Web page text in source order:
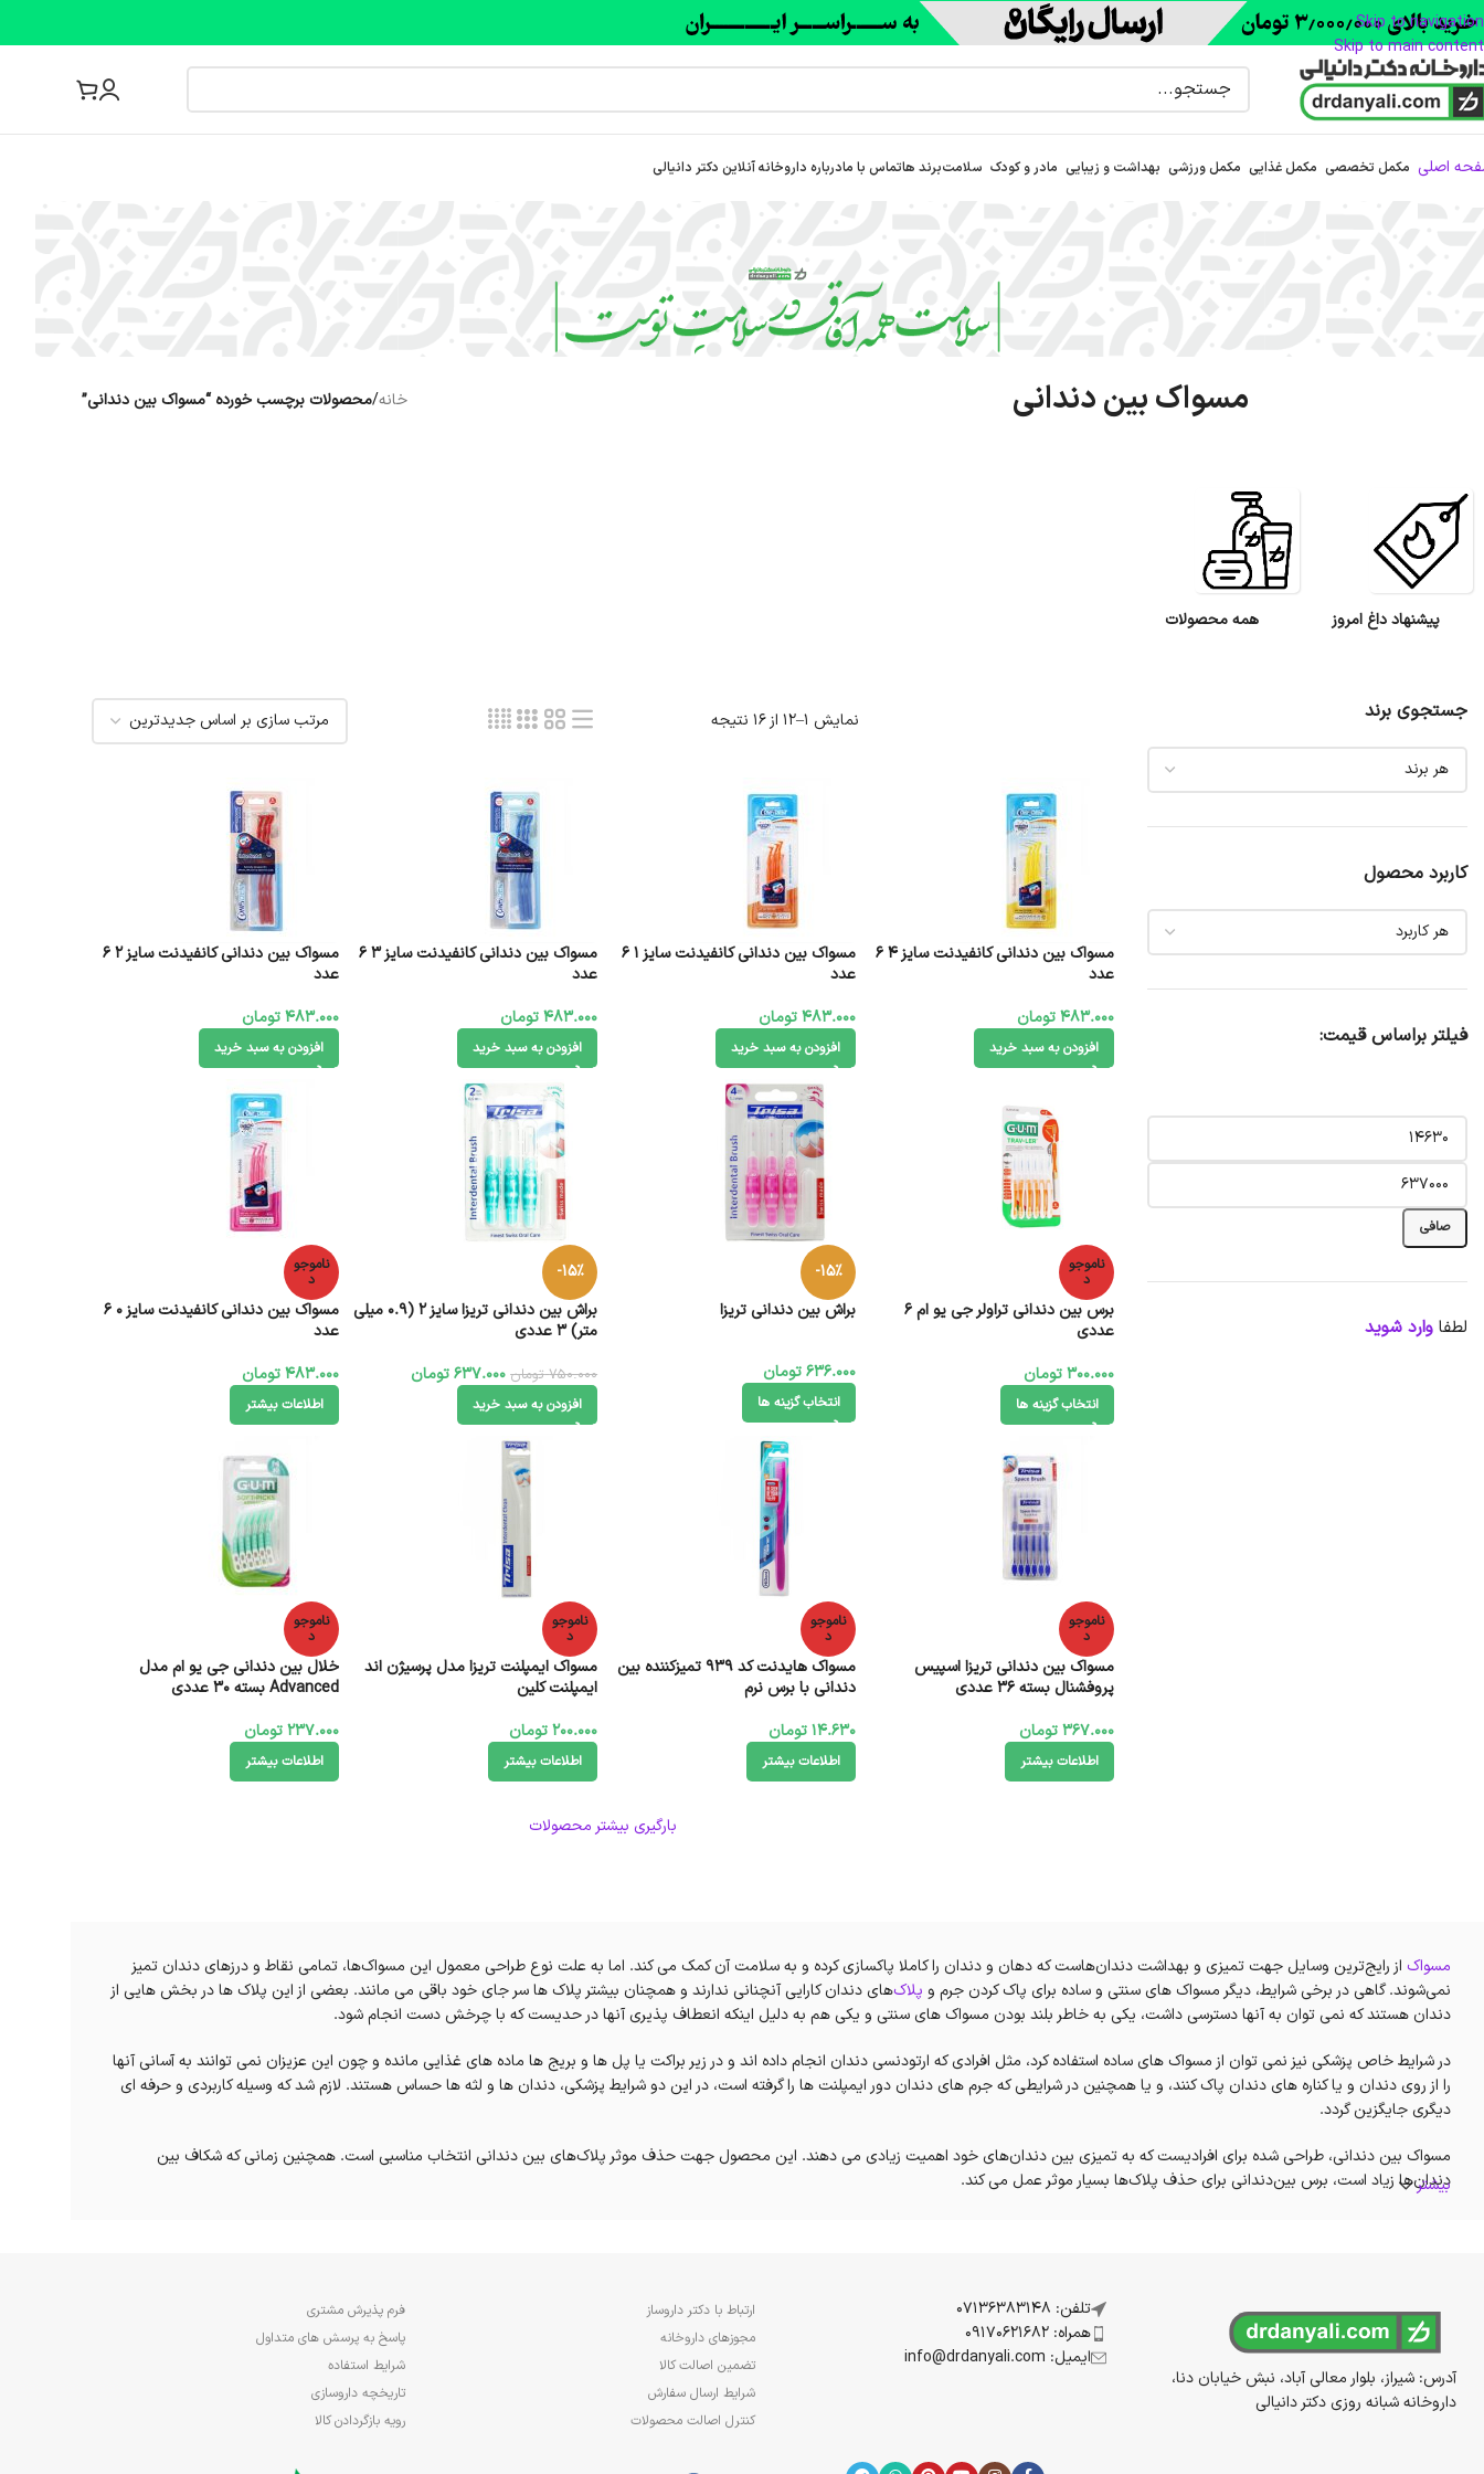
Skip to navigation
Skip to main content
اصلی مکمل تخصصی مکمل غذایی مکمل ورزشی بهداشت و زیبایی مادر و کودک سلامتبرند هاتماس با مادرباره‌ داروخانه آنلاین دکتر دانیالی
مسواک بین دندانی خانه/محصولات برچسب خورده “مسواک بین دندانی”
پیشنهاد داغ امروز همه محصولات
جستجوی برند
کاربرد محصول
فیلتر براساس قیمت:
صافی
لطفا وارد شوید
نمایش 1–12 از 16 نتیجه
مسواک بین دندانی کانفیدنت سایز 4 6
عدد
483.000تومان
افزودن به سبد خرید
مسواک بین دندانی کانفیدنت سایز 1 6
عدد
483.000تومان
افزودن به سبد خرید
مسواک بین دندانی کانفیدنت سایز 3 6
عدد
483.000تومان
افزودن به سبد خرید
مسواک بین دندانی کانفیدنت سایز 2 6
عدد
483.000 تومان
افزودن به سبد خرید
ناموجو
د
برس بین دندانی تراولر جی یو ام 6
عددی
300.000تومان
انتخاب گزینه ها
-15%
براش بین دندانی تریزا
636.000تومان
انتخاب گزینه ها
-15%
براش بین دندانی تریزا سایز 2 (0.9 میلی
متر) 3 عددی
750.000 تومان 637.000تومان
افزودن به سبد خرید
ناموجو
د
مسواک بین دندانی کانفیدنت سایز 0 6
عدد
483.000 تومان
اطلاعات بیشتر
ناموجو
د
مسواک بین دندانی تریزا اسپیس
پروفشنال بسته 36 عددی
367.000تومان
اطلاعات بیشتر
ناموجو
د
مسواک هایدنت کد 939 تمیزکننده بین
دندانی با برس نرم
14.630تومان
اطلاعات بیشتر
ناموجو
د
مسواک ایمپلنت تریزا مدل پرسیژن اند
ایمپلنت کلین
200.000تومان
اطلاعات بیشتر
ناموجو
د
خلال بین دندانی جی یو ام مدل
Advanced بسته 30 عددی
237.000 تومان
اطلاعات بیشتر
بارگیری بیشتر محصولات
مسواک از رایج‌ترین وسایل جهت تمیزی و بهداشت دندان‌هاست که دهان و دندان را کاملا پاکسازی کرده و به سلامت آن کمک می کند. اما به علت نوع طراحی معمول این مسواک‌ها، تمامی نقاط و درزهای دندان تمیز
نمی‌شوند. گاهی در برخی شرایط، دیگر مسواک های سنتی و ساده برای پاک کردن جرم و پلاک‌های دندان کارایی آنچنانی ندارند و همچنان بیشتر پلاک ها سر جای خود باقی می مانند. بعضی از این پلاک ها در بخش هایی از
دندان هستند که نمی توان به آنها دسترسی داشت، یکی به خاطر بلند بودن مسواک های سنتی و یکی هم به دلیل اینکه انعطاف پذیری آنها در حدیست که با چرخش دست انجام شود.
در شرایط خاص پزشکی نیز نمی توان از مسواک های ساده استفاده کرد، مثل افرادی که ارتودنسی دندان انجام داده اند و در زیر براکت یا پل ها و بریج ها ماده های غذایی مانده و چون این عزیزان نمی‌ توانند به آسانی آنها
را از روی دندان و یا کناره های دندان پاک کنند، و یا همچنین در شرایطی که جرم های دندان دور ایمپلنت ها را گرفته است، در این دو شرایط پزشکی، دندان ها و لثه ها حساس هستند. لازم شد که وسیله کاربردی و حرفه ای
دیگری جایگزین گردد.
مسواک بین دندانی، طراحی شده برای افرادیست که به تمیزی بین دندان‌های خود اهمیت زیادی می دهند. این محصول جهت حذف موثر پلاک‌های بین دندانی انتخاب مناسبی است. همچنین زمانی که شکاف بین
دندان‌ها زیاد است، برس بین‌دندانی برای حذف پلاک‌ها بسیار موثر عمل می کند.
از مسواک های بین دندانی برای تمیز کردن فاصله بین دندان‌ها در دندان‌های ارتودنسی شده نیز استفاده می‌شود. این مسواک، اطراف براکت‌ها، نواحی زیر سیم‌های قوس‌دار ارتودنسی، مابین پیچ‌های ایمپلنت و زیر پروتز و
فاصله بین دندان‌های ارتودنسی شده را به خوبی از تمام مواد اضافی که ممکن است لای آن گیر کرده باشند تمیز می‌کند.
مسواک بین دندانی به عنوان یک مکمل در کنار مسواک، باعث پاک کردن بیشتر جرم دندان‌ها می‌شود. مسواک بین دندانی از نخ دندان یا خلال چوبی دندان در پاک کردن جرم فضای بین دندان‌ها تاثیرگذارتر است. مطالعات
نشان می دهد استفاده از مسواک‎های بین دندانی در کاهش میزان جرم و خونریزی تاثیر زیادی دارد.
بیشتر
آدرس: شیراز، بلوار معالی آباد، نبش خیابان دنا،
داروخانه شبانه روزی دکتر دانیالی
تلفن: 07136383148
همراه: 09170621682
ایمیل: info@drdanyali.com
ارتباط با دکتر داروساز
مجوزهای داروخانه
تضمین اصالت کالا
شرایط ارسال سفارش
کنترل اصالت محصولات
فرم پذیرش مشتری
پاسخ به پرسش های متداول
شرایط استفاده
تاریخچه داروسازی
رویه بازگردادن کالا